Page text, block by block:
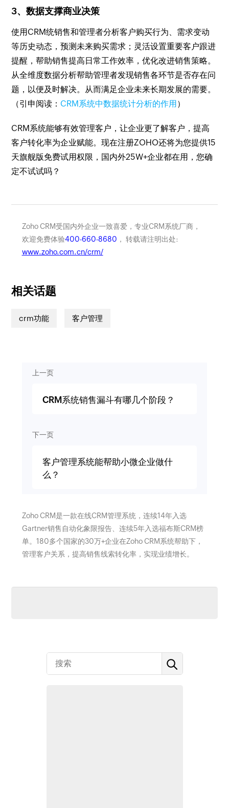
3、数据支撑商业决策
使用CRM统销售和管理者分析客户购买行为、需求变动
等历史动态，预测未来购买需求；灵活设置重要客户跟进
提醒，帮助销售提高日常工作效率，优化改进销售策略。
从全维度数据分析帮助管理者发现销售各环节是否存在问
题，以便及时解决。从而满足企业未来长期发展的需要。
（引申阅读： CRM系统中数据统计分析的作用）
CRM系统能够有效管理客户，让企业更了解客户，提高
客户转化率为企业赋能。现在注册ZOHO还将为您提供15
天旗舰版免费试用权限，国内外25W+企业都在用，您确
定不试试吗？
Zoho CRM受国内外企业一致喜爱，专业CRM系统厂商，
欢迎免费体验400-660-8680 ， 转载请注明出处:
www.zoho.com.cn/crm/
相关话题
crm功能 客户管理
上一页
CRM系统销售漏斗有哪几个阶段？
下一页
客户管理系统能帮助小微企业做什
么？
Zoho CRM是一款在线CRM管理系统，连续14年入选
Gartner销售自动化象限报告、连续5年入选福布斯CRM榜
单。180多个国家的30万+企业在Zoho CRM系统帮助下，
管理客户关系，提高销售线索转化率，实现业绩增长。